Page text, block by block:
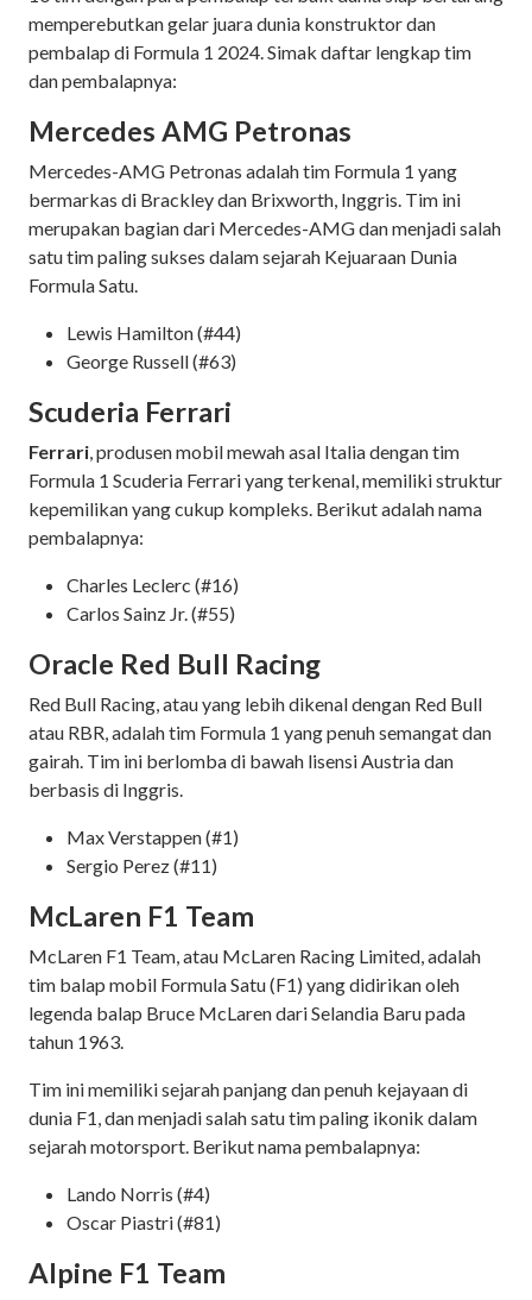
memperebutkan gelar juara dunia konstruktor dan
pembalap di Formula 1 2024. Simak daftar lengkap tim
dan pembalapnya:
Mercedes AMG Petronas
Mercedes-AMG Petronas adalah tim Formula 1 yang
bermarkas di Brackley dan Brixworth, Inggris. Tim ini
merupakan bagian dari Mercedes-AMG dan menjadi salah
satu tim paling sukses dalam sejarah Kejuaraan Dunia
Formula Satu.
Lewis Hamilton (#44)
George Russell (#63)
Scuderia Ferrari
Ferrari, produsen mobil mewah asal Italia dengan tim
Formula 1 Scuderia Ferrari yang terkenal, memiliki struktur
kepemilikan yang cukup kompleks. Berikut adalah nama
pembalapnya:
Charles Leclerc (#16)
Carlos Sainz Jr. (#55)
Oracle Red Bull Racing
Red Bull Racing, atau yang lebih dikenal dengan Red Bull
atau RBR, adalah tim Formula 1 yang penuh semangat dan
gairah. Tim ini berlomba di bawah lisensi Austria dan
berbasis di Inggris.
Max Verstappen (#1)
Sergio Perez (#11)
McLaren F1 Team
McLaren F1 Team, atau McLaren Racing Limited, adalah
tim balap mobil Formula Satu (F1) yang didirikan oleh
legenda balap Bruce McLaren dari Selandia Baru pada
tahun 1963.
Tim ini memiliki sejarah panjang dan penuh kejayaan di
dunia F1, dan menjadi salah satu tim paling ikonik dalam
sejarah motorsport. Berikut nama pembalapnya:
Lando Norris (#4)
Oscar Piastri (#81)
Alpine F1 Team